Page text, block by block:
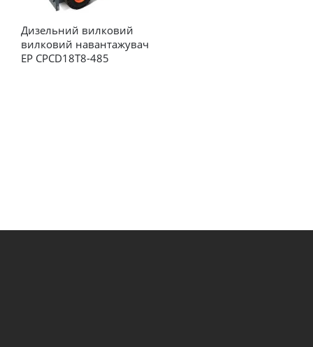
Дизельний вилковий
вилковий навантажувач
EP CPCD18T8-485